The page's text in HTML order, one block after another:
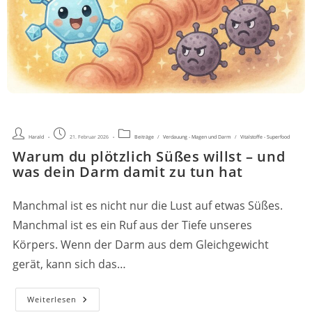
Warum du plötzlich Süßes willst – und
was dein Darm damit zu tun hat
Beitrags-
Autor:
Harald
Beitrag
veröffentlicht:
21. Februar 2026
Beitrags-
Kategorie:
Beiträge / Verdauung - Magen und Darm / Vitalstoffe - Superfood
Manchmal ist es nicht nur die Lust auf etwas Süßes.
Manchmal ist es ein Ruf aus der Tiefe unseres
Körpers. Wenn der Darm aus dem Gleichgewicht
gerät, kann sich das…
Weiterlesen Warum
Du